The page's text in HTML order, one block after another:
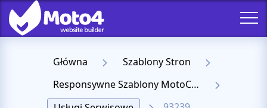
Główna
Szablony Stron
Responsywne Szablony MotoCMS 3